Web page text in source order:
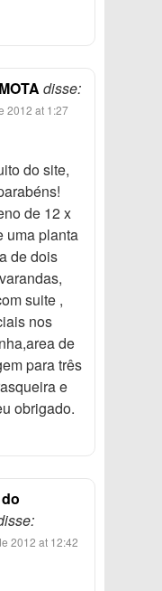
disse:
2012 at 1:27
do site,
de 12 x
uma planta
de dois
suite ,
nos
de
para três
e
obrigado.
2012 at 12:42